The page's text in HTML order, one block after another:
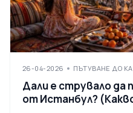
26-04-2026 ПЪТУВАНЕ ДО
Дали е струвало да
от Истанбул?